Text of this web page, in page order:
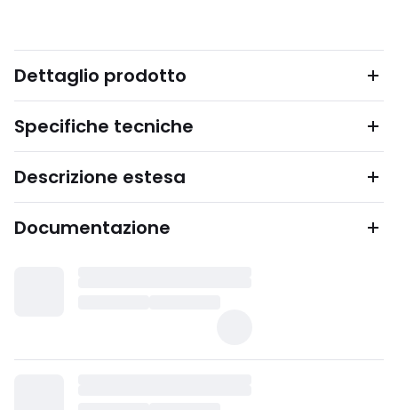
Dettaglio prodotto
Specifiche tecniche
Descrizione estesa
Documentazione